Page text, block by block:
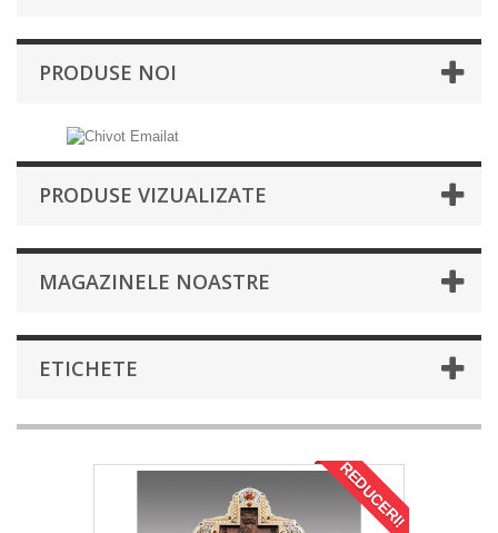
PRODUSE NOI
PRODUSE VIZUALIZATE
MAGAZINELE NOASTRE
ETICHETE
REDUCERI!